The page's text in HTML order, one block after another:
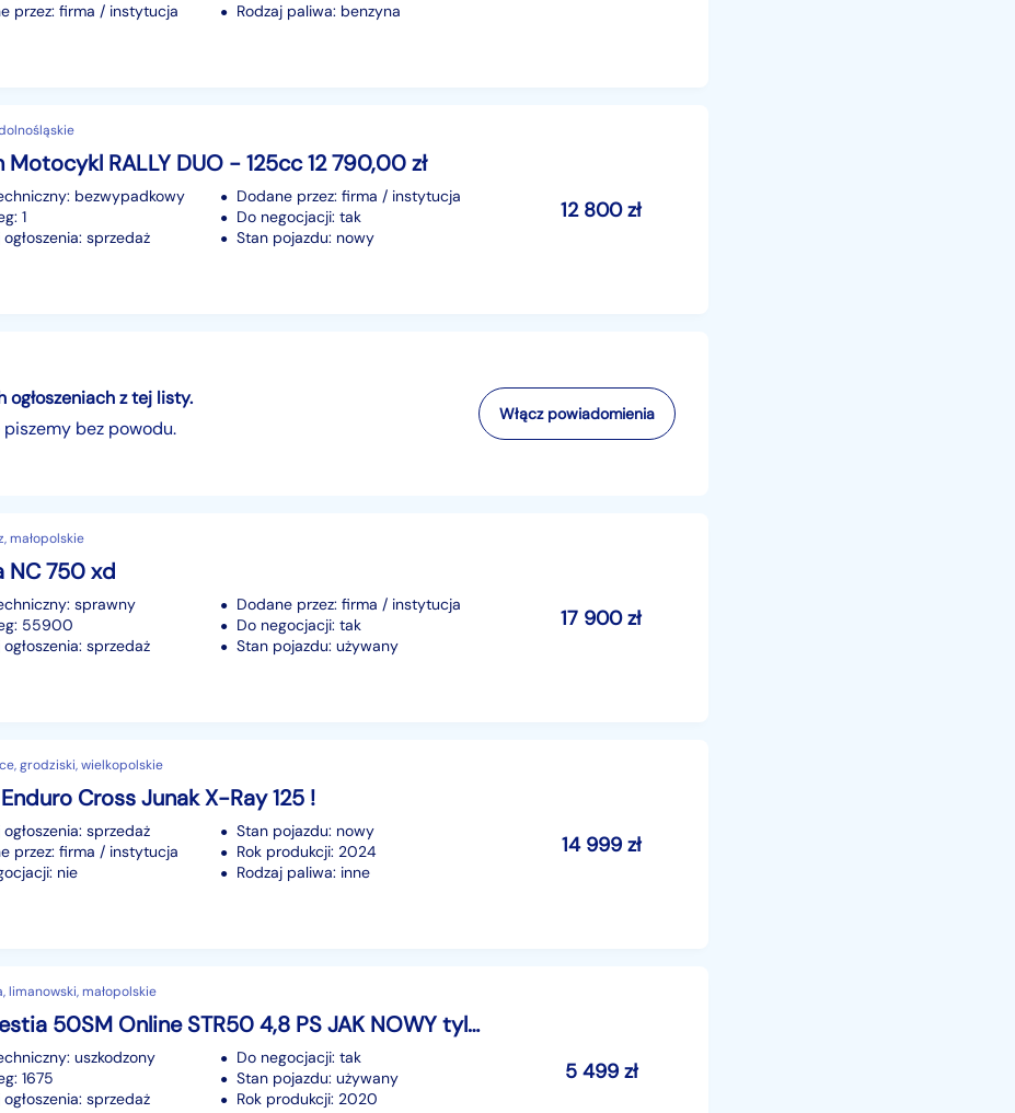
przez: firma / instytucja
Rodzaj paliwa: benzyna
Motocykl RALLY DUO - 125cc 12 790,00 zł
bezwypadkowy
1
ogłoszenia: sprzedaż
Dodane przez: firma / instytucja
Do negocjacji: tak
Stan pojazdu: nowy
12 800zł
ogłoszeniach z tej listy.
bez powodu.
Włącz powiadomienia
małopolskie
NC 750 xd
sprawny
55900
ogłoszenia: sprzedaż
Dodane przez: firma / instytucja
Do negocjacji: tak
Stan pojazdu: używany
17 900zł
grodziski, wielkopolskie
Cross Junak X-Ray 125 !
ogłoszenia: sprzedaż
przez: firma / instytucja
nie
Stan pojazdu: nowy
Rok produkcji: 2024
Rodzaj paliwa: inne
14 999zł
limanowski, małopolskie
Inna Bestia 50SM Online STR50 4,8 PS JAK NOWY tylko 1675 km
uszkodzony
1675
ogłoszenia: sprzedaż
Do negocjacji: tak
Stan pojazdu: używany
Rok produkcji: 2020
5 499zł